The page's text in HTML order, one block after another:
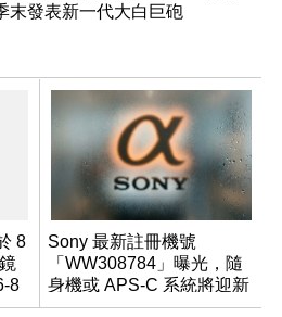
末發表新一代大白巨砲
8
8
Sony 最新註冊機號
「WW308784」曝光，隨
身機或 APS-C 系統將迎新
成員？